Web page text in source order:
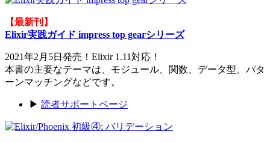
【最新刊】
Elixir実践ガイド impress top gearシリーズ
2021年2月5日発売！Elixir 1.11対応！
本書の主要なテーマは、モジュール、関数、データ型、パタ
ーンマッチングなどです。
▶ 読者サポートページ